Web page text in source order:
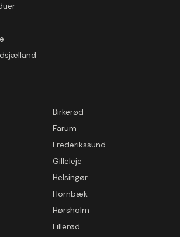
Birkerød
Farum
Frederikssund
Gilleleje
Helsingør
Hornbæk
Hørsholm
Lillerød